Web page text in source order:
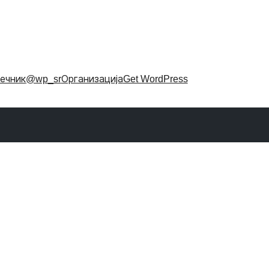
@wp_srОрганизацијаGet WordPress